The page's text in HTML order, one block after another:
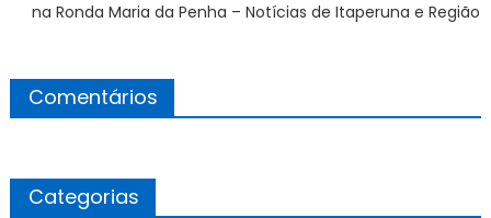
na Ronda Maria da Penha – Notícias de Itaperuna e Região
Comentários
Categorias